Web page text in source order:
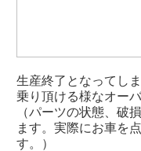
生産終了となってし
乗り頂ける様なオー
（パーツの状態、破
ます。実際にお車を
す。）